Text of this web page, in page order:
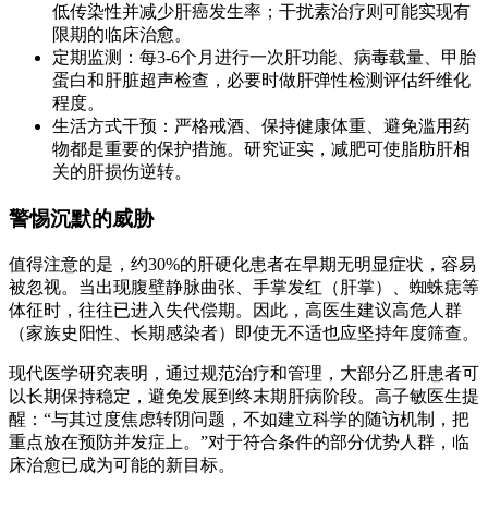
低传染性并减少肝癌发生率；干扰素治疗则可能实现有
限期的临床治愈。
定期监测：每3-6个月进行一次肝功能、病毒载量、甲胎
蛋白和肝脏超声检查，必要时做肝弹性检测评估纤维化
程度。
生活方式干预：严格戒酒、保持健康体重、避免滥用药
物都是重要的保护措施。研究证实，减肥可使脂肪肝相
关的肝损伤逆转。
警惕沉默的威胁
值得注意的是，约30%的肝硬化患者在早期无明显症状，容易
被忽视。当出现腹壁静脉曲张、手掌发红（肝掌）、蜘蛛痣等
体征时，往往已进入失代偿期。因此，高医生建议高危人群
（家族史阳性、长期感染者）即使无不适也应坚持年度筛查。
现代医学研究表明，通过规范治疗和管理，大部分乙肝患者可
以长期保持稳定，避免发展到终末期肝病阶段。高子敏医生提
醒：“与其过度焦虑转阴问题，不如建立科学的随访机制，把
重点放在预防并发症上。”对于符合条件的部分优势人群，临
床治愈已成为可能的新目标。